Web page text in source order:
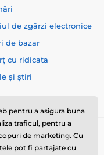
ilustrativ.
de zgărzi electronice
de bazar
cu ridicata
și știri
pentru a asigura buna
traficul, pentru a
de marketing. Cu
pot fi partajate cu